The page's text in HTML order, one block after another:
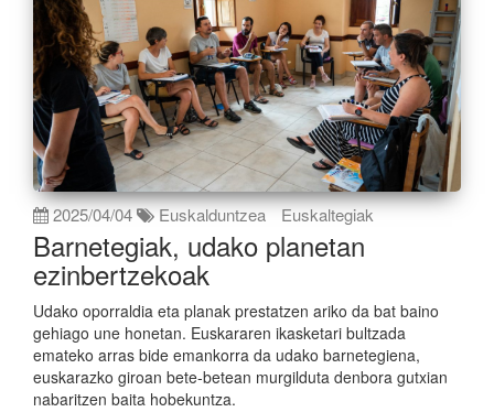
2025/04/04 Euskalduntzea Euskaltegiak
Barnetegiak, udako planetan
ezinbertzekoak
Udako oporraldia eta planak prestatzen ariko da bat baino
gehiago une honetan. Euskararen ikasketari bultzada
emateko arras bide emankorra da udako barnetegiena,
euskarazko giroan bete-betean murgilduta denbora gutxian
nabaritzen baita hobekuntza.